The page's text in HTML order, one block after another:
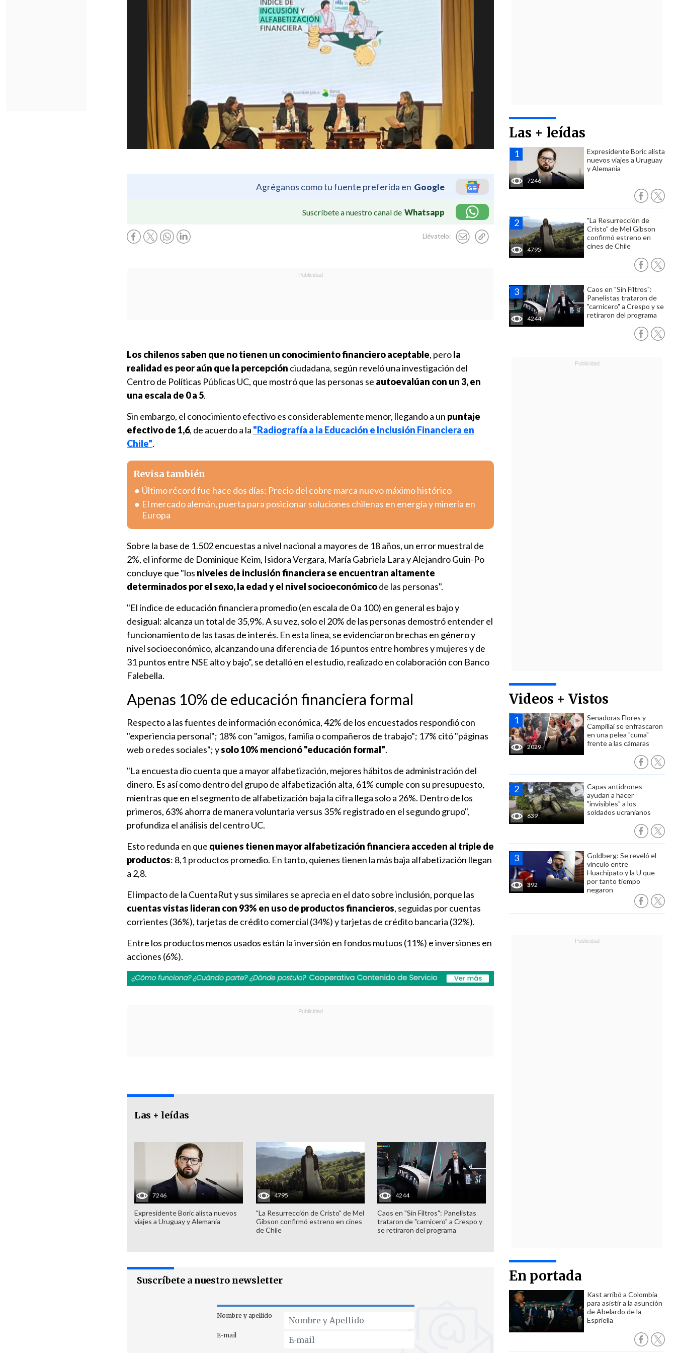
Agréganos como tu fuente preferida en Google
Suscríbete a nuestro canal de Whatsapp
Llévatelo:
Las + leídas
7246
Expresidente Boric alista
nuevos viajes a Uruguay
y Alemania
4795
"La Resurrección de
Cristo" de Mel Gibson
confirmó estreno en
cines de Chile
4244
Caos en "Sin Filtros":
Panelistas trataron de
"carnicero" a Crespo y se
retiraron del programa
Videos + Vistos
2029
Senadoras Flores y
Campillai se enfrascaron
en una pelea "cuma"
frente a las cámaras
639
Capas antidrones
ayudan a hacer
"invisibles" a los
soldados ucranianos
392
Goldberg: Se reveló el
vínculo entre
Huachipato y la U que
por tanto tiempo
negaron
En portada
Kast arribó a Colombia
para asistir a la asunción
de Abelardo de la
Espriella
Los chilenos saben que no tienen un conocimiento financiero aceptable, perola
realidad es peor aún que la percepción ciudadana, según reveló una investigación del
Centro de Políticas Públicas UC, que mostró que las personas se autoevalúan con un 3, en
una escala de 0 a 5.
Sin embargo, el conocimiento efectivo es considerablemente menor, llegando a un puntaje
efectivo de 1,6, de acuerdo a la "Radiografía a la Educación e Inclusión Financiera en
Chile".
Revisa también
Último récord fue hace dos días: Precio del cobre marca nuevo máximo histórico
El mercado alemán, puerta para posicionar soluciones chilenas en energía y minería en
Europa
Sobre la base de 1.502 encuestas a nivel nacional a mayores de 18 años, un error muestral de
2%, el informe de Dominique Keim, Isidora Vergara, María Gabriela Lara y Alejandro Guin-Po
concluye que "los niveles de inclusión financiera se encuentran altamente
determinados por el sexo, la edad y el nivel socioeconómicode las personas".
"El índice de educación financiera promedio (en escala de 0 a 100) en general es bajo y
desigual: alcanza un total de 35,9%. A su vez, solo el 20% de las personas demostró entender el
funcionamiento de las tasas de interés. En esta línea, se evidenciaron brechas en género y
nivel socioeconómico, alcanzando una diferencia de 16 puntos entre hombres y mujeres y de
31 puntos entre NSE alto y bajo", se detalló en el estudio, realizado en colaboración con Banco
Falebella.
Apenas 10% de educación financiera formal
Respecto a las fuentes de información económica, 42% de los encuestados respondió con
"experiencia personal"; 18% con "amigos, familia o compañeros de trabajo"; 17% citó "páginas
web o redes sociales"; ysolo 10% mencionó "educación formal".
"La encuesta dio cuenta que a mayor alfabetización, mejores hábitos de administración del
dinero. Es así como dentro del grupo de alfabetización alta, 61% cumple con su presupuesto,
mientras que en el segmento de alfabetización baja la cifra llega solo a 26%. Dentro de los
primeros, 63% ahorra de manera voluntaria versus 35% registrado en el segundo grupo",
profundiza el análisis del centro UC.
Esto redunda en que quienes tienen mayor alfabetización financiera acceden al triple de
productos: 8,1 productos promedio. En tanto, quienes tienen la más baja alfabetización llegan
a 2,8.
El impacto de la CuentaRut y sus similares se aprecia en el dato sobre inclusión, porque las
cuentas vistas lideran con 93% en uso de productos financieros, seguidas por cuentas
corrientes (36%), tarjetas de crédito comercial (34%) y tarjetas de crédito bancaria (32%).
Entre los productos menos usados están la inversión en fondos mutuos (11%) e inversiones en
acciones (6%).
Las + leídas
7246
Expresidente Boric alista nuevos
viajes a Uruguay y Alemania
4795
"La Resurrección de Cristo" de Mel
Gibson confirmó estreno en cines
de Chile
4244
Caos en "Sin Filtros": Panelistas
trataron de "carnicero" a Crespo y
se retiraron del programa
Suscríbete a nuestro newsletter
Nombre y apellido
E-mail